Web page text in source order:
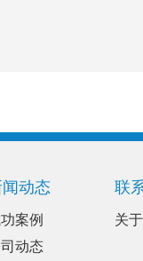
闻动态
案例
动态
联
关